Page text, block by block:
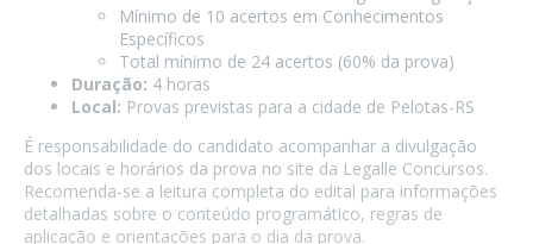
Mínimo de 10 acertos em Conhecimentos
Específicos
Total mínimo de 24 acertos (60% da prova)
Duração: 4 horas
Local: Provas previstas para a cidade de Pelotas-RS
É responsabilidade do candidato acompanhar a divulgação
dos locais e horários da prova no site da Legalle Concursos.
Recomenda-se a leitura completa do edital para informações
detalhadas sobre o conteúdo programático, regras de
aplicação e orientações para o dia da prova.